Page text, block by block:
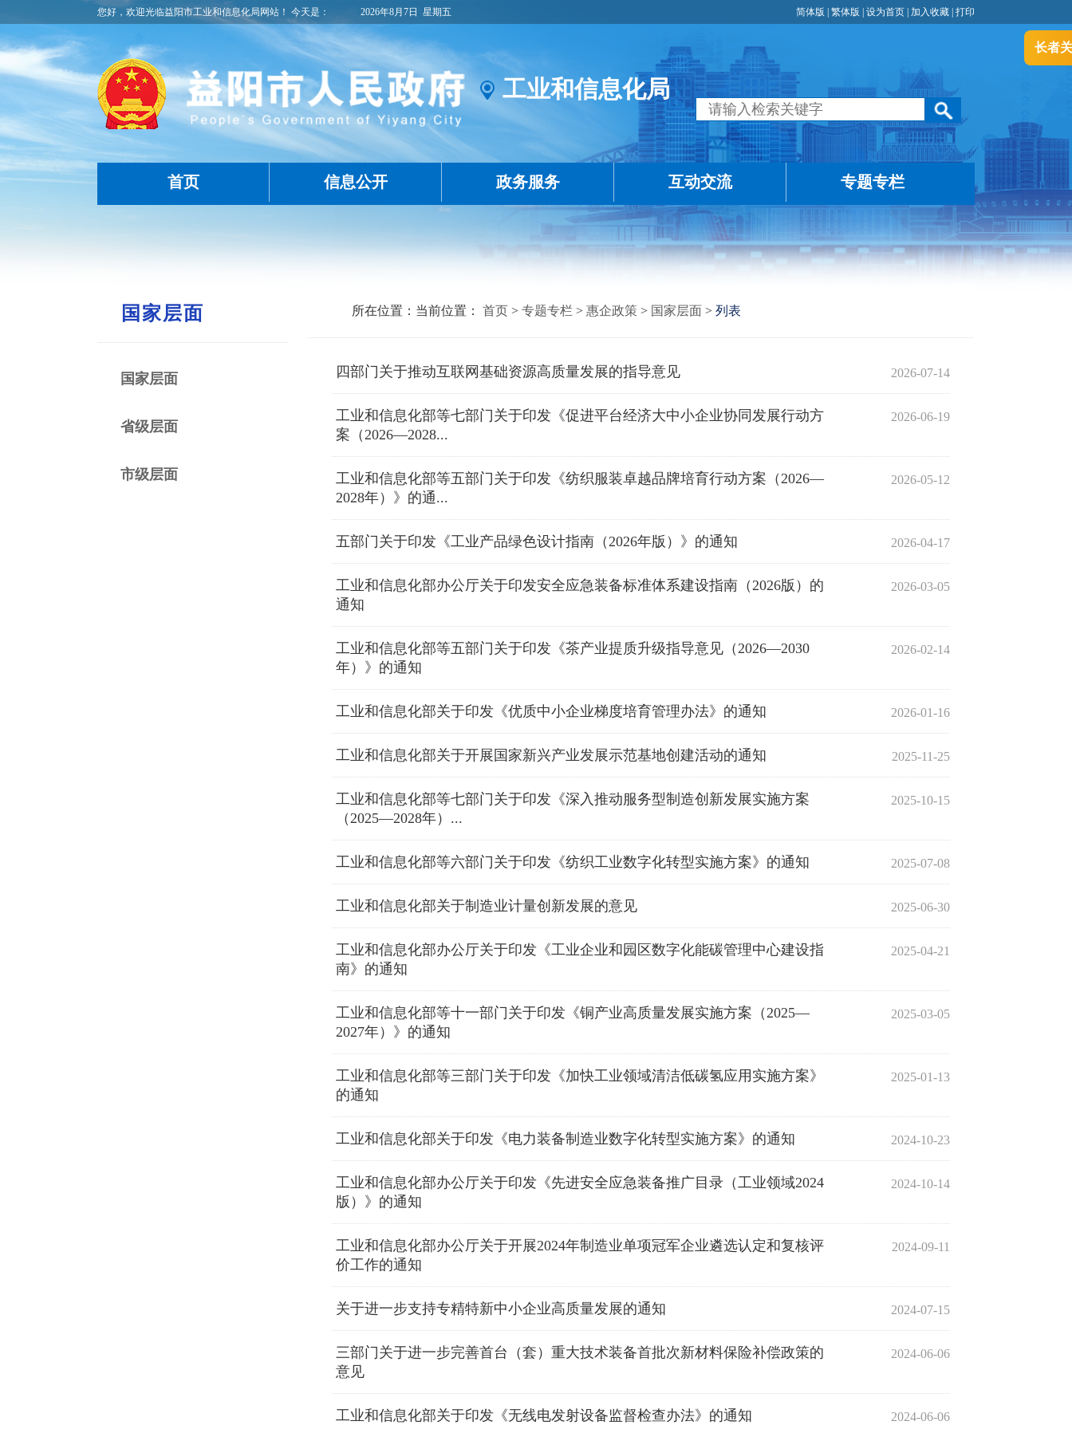
长者
您好，欢迎光临益阳市工业和信息化局网站！ 今天是： 2026年8月7日 星期五 简体版 繁体版 设为首页 加入收藏 打印
工业和信息化局
首页 信息公开 政务服务 互动交流 专题专栏
国家层面
国家层面
省级层面
市级层面
所在位置：当前位置： 首页 > 专题专栏 > 惠企政策 > 国家层面 > 列表
四部门关于推动互联网基础资源高质量发展的指导意见 2026-07-14
工业和信息化部等七部门关于印发《促进平台经济大中小企业协同发展行动方
案（2026—2028...
2026-06-19
工业和信息化部等五部门关于印发《纺织服装卓越品牌培育行动方案（2026—
2028年）》的通...
2026-05-12
五部门关于印发《工业产品绿色设计指南（2026年版）》的通知 2026-04-17
工业和信息化部办公厅关于印发安全应急装备标准体系建设指南（2026版）的
通知
2026-03-05
工业和信息化部等五部门关于印发《茶产业提质升级指导意见（2026—2030
年）》的通知
2026-02-14
工业和信息化部关于印发《优质中小企业梯度培育管理办法》的通知 2026-01-16
工业和信息化部关于开展国家新兴产业发展示范基地创建活动的通知 2025-11-25
工业和信息化部等七部门关于印发《深入推动服务型制造创新发展实施方案
（2025—2028年）...
2025-10-15
工业和信息化部等六部门关于印发《纺织工业数字化转型实施方案》的通知 2025-07-08
工业和信息化部关于制造业计量创新发展的意见 2025-06-30
工业和信息化部办公厅关于印发《工业企业和园区数字化能碳管理中心建设指
南》的通知
2025-04-21
工业和信息化部等十一部门关于印发《铜产业高质量发展实施方案（2025—
2027年）》的通知
2025-03-05
工业和信息化部等三部门关于印发《加快工业领域清洁低碳氢应用实施方案》
的通知
2025-01-13
工业和信息化部关于印发《电力装备制造业数字化转型实施方案》的通知 2024-10-23
工业和信息化部办公厅关于印发《先进安全应急装备推广目录（工业领域2024
版）》的通知
2024-10-14
工业和信息化部办公厅关于开展2024年制造业单项冠军企业遴选认定和复核评
价工作的通知
2024-09-11
关于进一步支持专精特新中小企业高质量发展的通知 2024-07-15
三部门关于进一步完善首台（套）重大技术装备首批次新材料保险补偿政策的
意见
2024-06-06
工业和信息化部关于印发《无线电发射设备监督检查办法》的通知 2024-06-06